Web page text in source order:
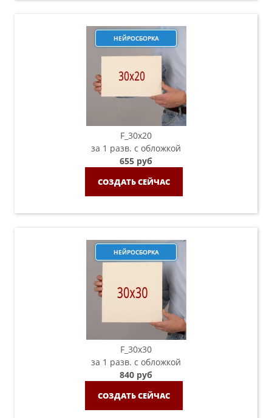
НЕЙРОСБОРКА
F_30х20
за 1 разв. с обложкой
655 руб
СОЗДАТЬ СЕЙЧАС
НЕЙРОСБОРКА
F_30х30
за 1 разв. с обложкой
840 руб
СОЗДАТЬ СЕЙЧАС